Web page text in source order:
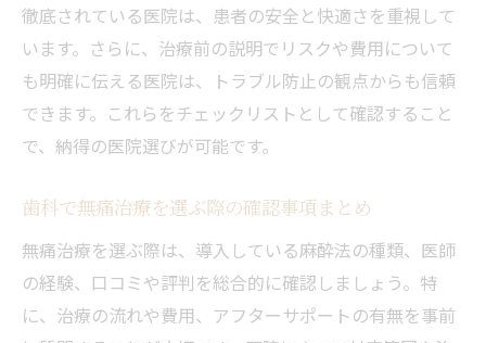
徹底されている医院は、患者の安全と快適さを重視して
います。さらに、治療前の説明でリスクや費用について
も明確に伝える医院は、トラブル防止の観点からも信頼
できます。これらをチェックリストとして確認すること
で、納得の医院選びが可能です。
歯科で無痛治療を選ぶ際の確認事項まとめ
無痛治療を選ぶ際は、導入している麻酔法の種類、医師
の経験、口コミや評判を総合的に確認しましょう。特
に、治療の流れや費用、アフターサポートの有無を事前